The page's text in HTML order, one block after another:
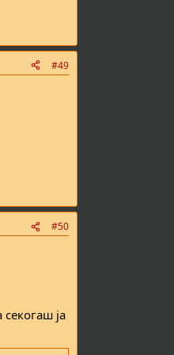
#49
#50
ја